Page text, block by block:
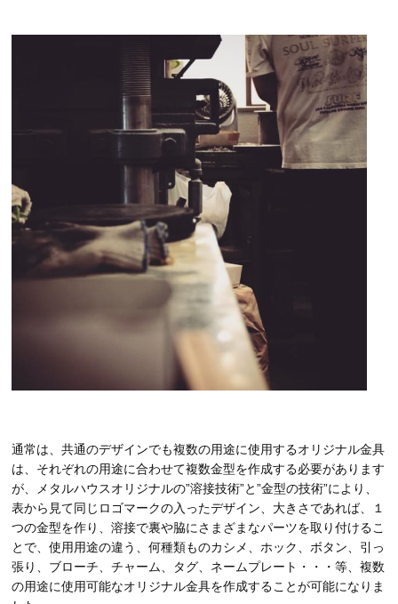
通常は、共通のデザインでも複数の用途に使用するオリジナル金具
は、それぞれの用途に合わせて複数金型を作成する必要があります
が、メタルハウスオリジナルの”溶接技術”と”金型の技術”により、
表から見て同じロゴマークの入ったデザイン、大きさであれば、１
つの金型を作り、溶接で裏や脇にさまざまなパーツを取り付けるこ
とで、使用用途の違う、何種類ものカシメ、ホック、ボタン、引っ
張り、ブローチ、チャーム、タグ、ネームプレート・・・等、複数
の用途に使用可能なオリジナル金具を作成することが可能になりま